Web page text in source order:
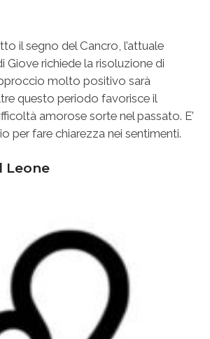
il segno del Cancro, l’attuale
Giove richiede la risoluzione di
molto positivo sarà
questo periodo favorisce il
amorose sorte nel passato. E’
per fare chiarezza nei sentimenti.
Leone